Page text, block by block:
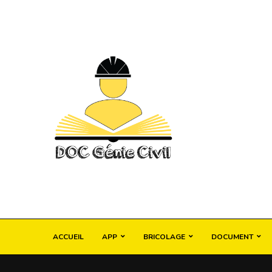
ACCUEIL APP BRICOLAGE DOCUMENT